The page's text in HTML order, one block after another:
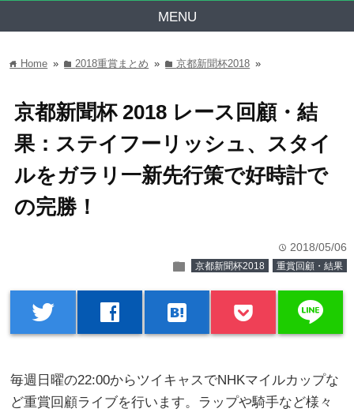
MENU
home Home » folder2018重賞まとめ » folder京都新聞杯2018 »
京都新聞杯 2018 レース回顧・結
果：ステイフーリッシュ、スタイ
ルをガラリ一新先行策で好時計で
の完勝！
time 2018/05/06
folder 京都新聞杯2018 重賞回顧・結果
twitter facebook hatenabookmark line
毎週日曜の22:00からツイキャスでNHKマイルカップな
ど重賞回顧ライブを行います。ラップや騎手など様々